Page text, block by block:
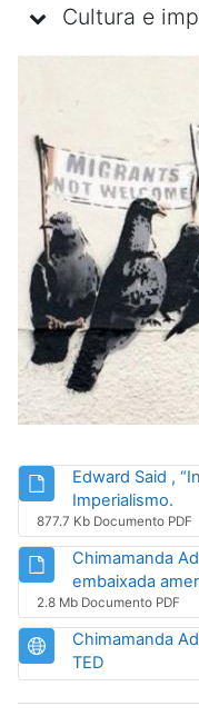
Cultura e
Edward Said ,
Imperialismo.
877.7 Kb Documento PDF
Chimamanda
embaixada
2.8 Mb Documento PDF
Chimamanda
TED